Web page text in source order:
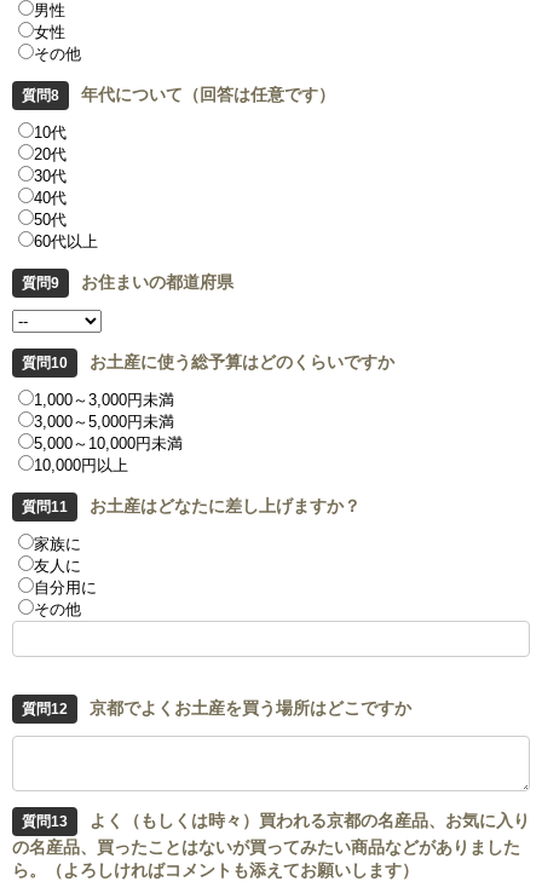
男性
女性
その他
年代について（回答は任意です）
10代
20代
30代
40代
50代
60代以上
お住まいの都道府県
お土産に使う総予算はどのくらいですか
1,000～3,000円未満
3,000～5,000円未満
5,000～10,000円未満
10,000円以上
お土産はどなたに差し上げますか？
家族に
友人に
自分用に
その他
京都でよくお土産を買う場所はどこですか
よく（もしくは時々）買われる京都の名産品、お気に入り
の名産品、買ったことはないが買ってみたい商品などがありました
ら。（よろしければコメントも添えてお願いします）